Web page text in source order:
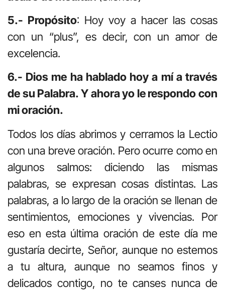
5.- Propósito: Hoy voy a hacer las cosas
con un “plus”, es decir, con un amor de
excelencia.
6.- Dios me ha hablado hoy a mí a través
de su Palabra. Y ahora yo le respondo con
mi oración.
Todos los días abrimos y cerramos la Lectio
con una breve oración. Pero ocurre como en
algunos salmos: diciendo las mismas
palabras, se expresan cosas distintas. Las
palabras, a lo largo de la oración se llenan de
sentimientos, emociones y vivencias. Por
eso en esta última oración de este día me
gustaría decirte, Señor, aunque no estemos
a tu altura, aunque no seamos finos y
delicados contigo, no te canses nunca de